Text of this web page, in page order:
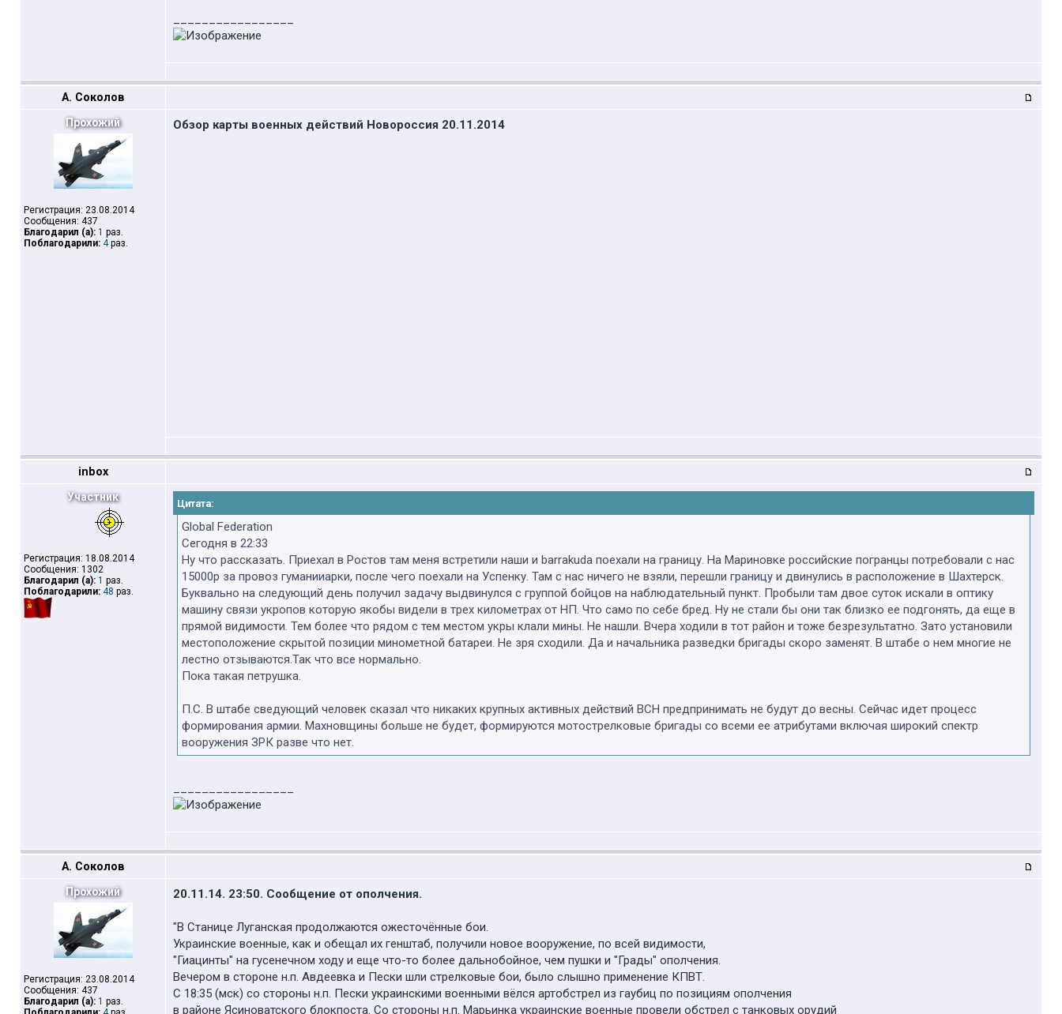
А. Соколов
Прохожий
Регистрация: 23.08.2014
Сообщения: 437
Благодарил (а): 1 раз.
Поблагодарили: 4раз.
Обзор карты военных действий Новороссия 20.11.2014
inbox
Участник
Регистрация: 18.08.2014
Сообщения: 1302
Благодарил (а): 1 раз.
Поблагодарили: 48 раз.
Цитата:
Global Federation
Сегодня в 22:33
Ну что рассказать. Приехал в Ростов там меня встретили наши и barrakuda поехали на границу. На Мариновке российские погранцы потребовали с нас
15000р за провоз гуманииарки, после чего поехали на Успенку. Там с нас ничего не взяли, перешли границу и двинулись в расположение в Шахтерск.
Буквально на следующий день получил задачу выдвинулся с группой бойцов на наблюдательный пункт. Пробыли там двое суток искали в оптику
машину связи укропов которую якобы видели в трех километрах от НП. Что само по себе бред. Ну не стали бы они так близко ее подгонять, да еще в
прямой видимости. Тем более что рядом с тем местом укры клали мины. Не нашли. Вчера ходили в тот район и тоже безрезультатно. Зато установили
местоположение скрытой позиции минометной батареи. Не зря сходили. Да и начальника разведки бригады скоро заменят. В штабе о нем многие не
лестно отзываются.Так что все нормально.
Пока такая петрушка.
П.С. В штабе сведующий человек сказал что никаких крупных активных действий ВСН предпринимать не будут до весны. Сейчас идет процесс
формирования армии. Махновщины больше не будет, формируются мотострелковые бригады со всеми ее атрибутами включая широкий спектр
вооружения ЗРК разве что нет.
А. Соколов
Прохожий
Регистрация: 23.08.2014
Сообщения: 437
Благодарил (а): 1 раз.
20.11.14. 23:50. Сообщение от ополчения.
"В Станице Луганская продолжаются ожесточённые бои.
Украинские военные, как и обещал их генштаб, получили новое вооружение, по всей видимости,
"Гиацинты" на гусенечном ходу и еще что-то более дальнобойное, чем пушки и "Грады" ополчения.
Вечером в стороне н.п. Авдеевка и Пески шли стрелковые бои, было слышно применение КПВТ.
С 18:35 (мск) со стороны н.п. Пески украинскими военными вёлся артобстрел из гаубиц по позициям ополчения
в районе Ясиноватского блокпоста. Со стороны н.п. Марьинка украинские военные провели обстрел с танковых орудий